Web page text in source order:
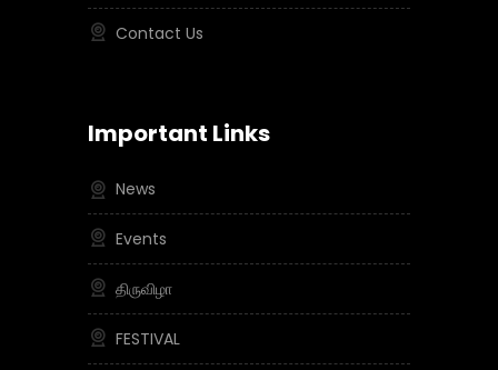
Contact Us
Important Links
News
Events
திருவிழா
FESTIVAL